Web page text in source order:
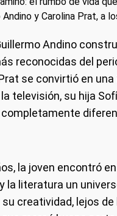
Andino
reconocidas del
se convirtió en
televisión, su hija
la joven encontró
la literatura un
creatividad, lejos